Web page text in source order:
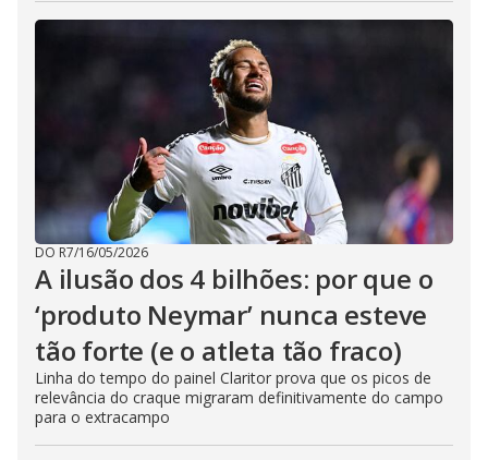
DO R7/16/05/2026
A ilusão dos 4 bilhões: por que o
‘produto Neymar’ nunca esteve
tão forte (e o atleta tão fraco)
Linha do tempo do painel Claritor prova que os picos de
relevância do craque migraram definitivamente do campo
para o extracampo